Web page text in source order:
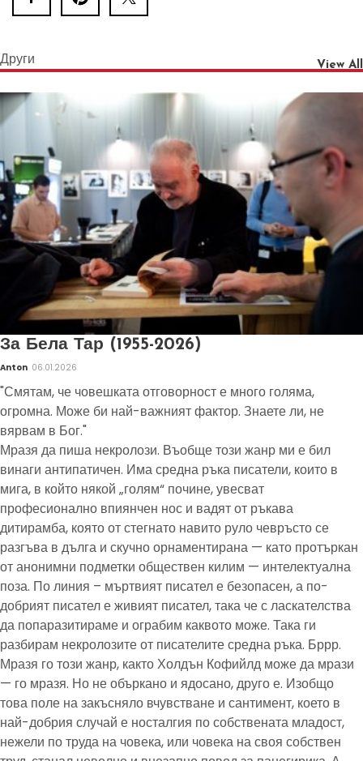
Други View All
За Бела Тар (1955-2026)
Anton 06.01.2026
"Смятам, че човешката отговорност е много голяма,
огромна. Може би най-важният фактор. Знаете ли, не
вярвам в Бог."
Мразя да пиша некролози. Въобще този жанр ми е бил
винаги антипатичен. Има средна ръка писатели, които в
мига, в който някой „голям“ почине, увесват
професионално впиянчен нос и вадят от ръкава
дитирамба, която от стегнато навито руло чевръсто се
разгъва в дълга и скучно орнаментирана — като протъркан
от анонимни подметки обществен килим — интелектуална
поза. По линия – мъртвият писател е безопасен, а по-
добрият писател е живият писател, така че с ласкателства
да попаразитираме и ограбим каквото може. Така ги
разбирам некролозите от писателите средна ръка. Бррр.
Мразя го този жанр, както Холдън Кофийлд може да мрази
— го мразя. Но не объркано и ядосано, друго е. Изобщо
това поле на закъсняло вчувстване и сантимент, което в
най-добрия случай е носталгия по собствената младост,
нежели по труда на човека, или човека на своя собствен